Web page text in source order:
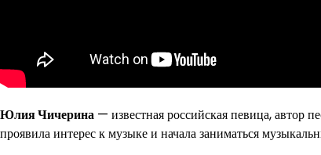
Юлия Чичерина — известная российская певица, автор
проявила интерес к музыке и начала заниматься